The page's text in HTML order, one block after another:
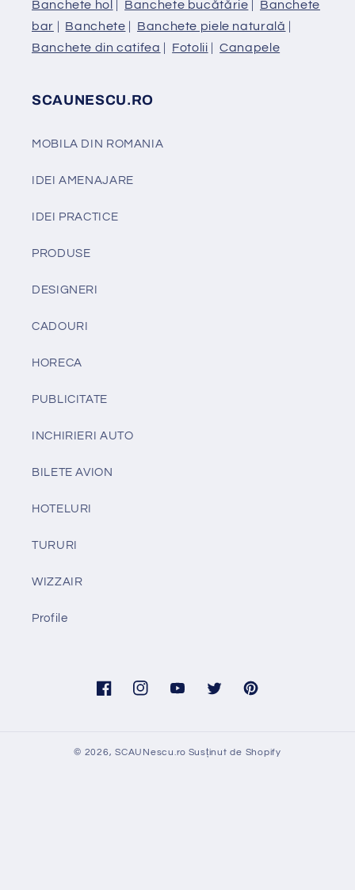
Banchete hol | Banchete bucătărie | Banchete
bar | Banchete | Banchete piele naturală |
Banchete din catifea | Fotolii |Canapele
SCAUNESCU.RO
MOBILA DIN ROMANIA
IDEI AMENAJARE
IDEI PRACTICE
PRODUSE
DESIGNERI
CADOURI
HORECA
PUBLICITATE
INCHIRIERI AUTO
BILETE AVION
HOTELURI
TURURI
WIZZAIR
Profile
FacebookInstagramYouTubeTwitter Pinterest
© 2026,SCAUNescu.ro Susținut de Shopify